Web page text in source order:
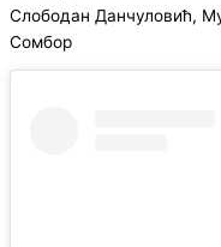
Слободан Данчуловић,
Сомбор